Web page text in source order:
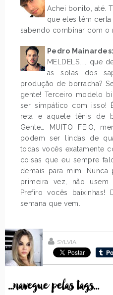
Achei bonito, até.
que eles têm
sabendo combinar com o
Pedro Mainardes:
MELDELS,…. que
as solas dos
produção de borracha?
gente! Terceiro modelo
ser simpático com isso!
reta e aquele tênis de
Gente… MUITO FEIO,
podem ser lindas de
todas vocês exatamente
coisas que eu sempre
demais para mim.
primeira vez, não usem
Prefiro vocês baixinhas!
semana que vem.
SYLVIA
...navegue pelas tags...